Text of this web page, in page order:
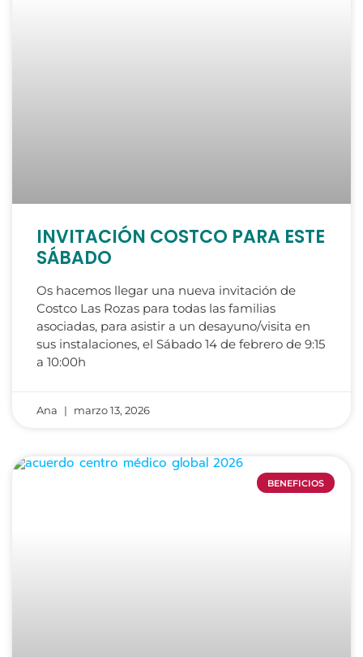
INVITACIÓN COSTCO PARA ESTE
SÁBADO
Os hacemos llegar una nueva invitación de
Costco Las Rozas para todas las familias
asociadas, para asistir a un desayuno/visita en
sus instalaciones, el Sábado 14 de febrero de 9:15
a 10:00h
Ana marzo 13, 2026
BENEFICIOS